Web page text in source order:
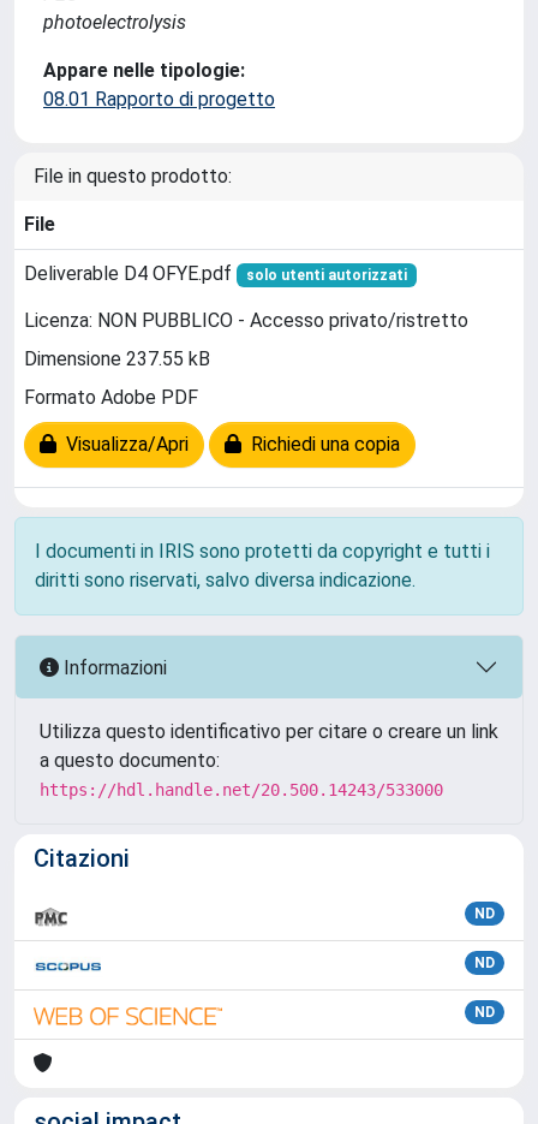
photoelectrolysis
Appare nelle tipologie:
08.01 Rapporto di progetto
File in questo prodotto:
File
Deliverable D4 OFYE.pdf solo utenti autorizzati
Licenza: NON PUBBLICO - Accesso privato/ristretto
Dimensione 237.55 kB
Formato Adobe PDF
Visualizza/Apri Richiedi una copia
I documenti in IRIS sono protetti da copyright e tutti i
diritti sono riservati, salvo diversa indicazione.
Informazioni
Utilizza questo identificativo per citare o creare un link
a questo documento:
https://hdl.handle.net/20.500.14243/533000
Citazioni
ND
ND
ND